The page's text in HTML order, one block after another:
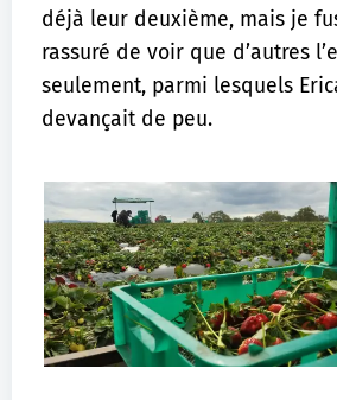
déjà leur deuxième, mais je
rassuré de voir que d’autres
seulement, parmi lesquels
devançait de peu.